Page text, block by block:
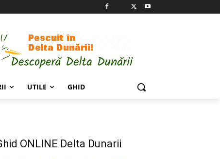
UTILE GHID
ONLINE Delta Dunarii